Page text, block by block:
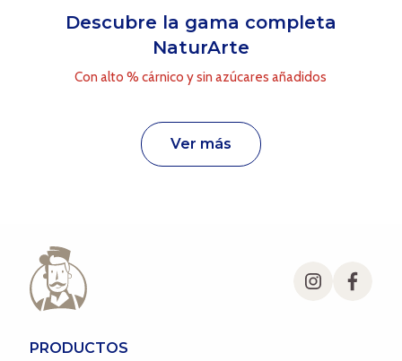
Descubre la gama completa
NaturArte
Con alto % cárnico y sin azúcares añadidos
ver más
PRODUCTOS